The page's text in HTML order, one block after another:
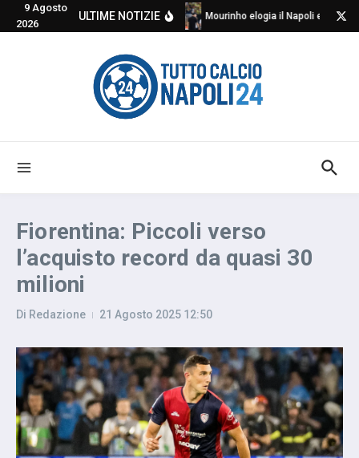
Salta al contenuto
9 Agosto
2026
ULTIME NOTIZIE Mourinho elogia il Napoli e critica
Fiorentina: Piccoli verso
l’acquisto record da quasi 30
milioni
Di Redazione 21 Agosto 2025 12:50